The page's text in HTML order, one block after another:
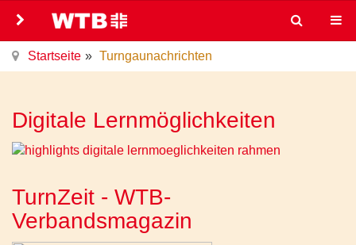
Startseite Turngaunachrichten
Digitale Lernmöglichkeiten
TurnZeit - WTB-
Verbandsmagazin